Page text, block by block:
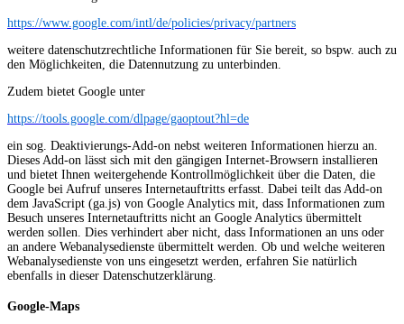
https://www.google.com/intl/de/policies/privacy/partners
weitere datenschutzrechtliche Informationen für Sie bereit, so bspw. auch zu
den Möglichkeiten, die Datennutzung zu unterbinden.
Zudem bietet Google unter
https://tools.google.com/dlpage/gaoptout?hl=de
ein sog. Deaktivierungs-Add-on nebst weiteren Informationen hierzu an.
Dieses Add-on lässt sich mit den gängigen Internet-Browsern installieren
und bietet Ihnen weitergehende Kontrollmöglichkeit über die Daten, die
Google bei Aufruf unseres Internetauftritts erfasst. Dabei teilt das Add-on
dem JavaScript (ga.js) von Google Analytics mit, dass Informationen zum
Besuch unseres Internetauftritts nicht an Google Analytics übermittelt
werden sollen. Dies verhindert aber nicht, dass Informationen an uns oder
an andere Webanalysedienste übermittelt werden. Ob und welche weiteren
Webanalysedienste von uns eingesetzt werden, erfahren Sie natürlich
ebenfalls in dieser Datenschutzerklärung.
Google-Maps